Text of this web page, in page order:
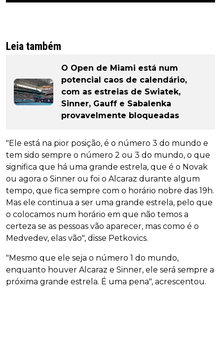
Leia também
O Open de Miami está num
potencial caos de calendário,
com as estreias de Swiatek,
Sinner, Gauff e Sabalenka
provavelmente bloqueadas
"Ele está na pior posição, é o número 3 do mundo e
tem sido sempre o número 2 ou 3 do mundo, o que
significa que há uma grande estrela, que é o Novak
ou agora o Sinner ou foi o Alcaraz durante algum
tempo, que fica sempre com o horário nobre das 19h.
Mas ele continua a ser uma grande estrela, pelo que
o colocamos num horário em que não temos a
certeza se as pessoas vão aparecer, mas como é o
Medvedev, elas vão", disse Petkovics.
"Mesmo que ele seja o número 1 do mundo,
enquanto houver Alcaraz e Sinner, ele será sempre a
próxima grande estrela. É uma pena", acrescentou.